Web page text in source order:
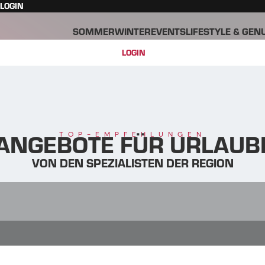
LOGIN
SOMMERWINTEREVENTSLIFESTYLE &
LOGIN
TOP-EMPFEHLUNGEN
FÜR
VON DEN SPEZIALISTEN DER REGION